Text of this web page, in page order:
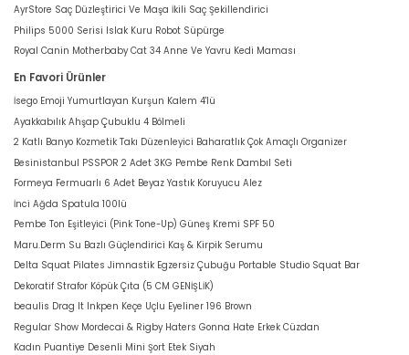
AyrStore Saç Düzleştirici Ve Maşa İkili Saç Şekillendirici
Philips 5000 Serisi Islak Kuru Robot Süpürge
Royal Canin Motherbaby Cat 34 Anne Ve Yavru Kedi Maması
En Favori Ürünler
İsego Emoji Yumurtlayan Kurşun Kalem 4'lü
Ayakkabılık Ahşap Çubuklu 4 Bölmeli
2 Katlı Banyo Kozmetik Takı Düzenleyici Baharatlık Çok Amaçlı Organizer
Besinistanbul PSSPOR 2 Adet 3KG Pembe Renk Dambıl Seti
Formeya Fermuarlı 6 Adet Beyaz Yastık Koruyucu Alez
İnci Ağda Spatula 100lü
Pembe Ton Eşitleyici (Pink Tone-Up) Güneş Kremi SPF 50
Maru.Derm Su Bazlı Güçlendirici Kaş & Kirpik Serumu
Delta Squat Pilates Jimnastik Egzersiz Çubuğu Portable Studio Squat Bar
Dekoratif Strafor Köpük Çıta (5 CM GENİŞLİK)
beaulis Drag It Inkpen Keçe Uçlu Eyeliner 196 Brown
Regular Show Mordecai & Rigby Haters Gonna Hate Erkek Cüzdan
Kadın Puantiye Desenli Mini Şort Etek Siyah